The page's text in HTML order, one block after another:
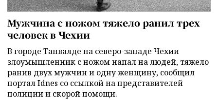
Мужчина с ножом тяжело ранил трех
человек в Чехии
В городе Танвалде на северо-западе Чехии
злоумышленник с ножом напал на людей, тяжело
ранив двух мужчин и одну женщину, сообщил
портал Idnes со ссылкой на представителей
полиции и скорой помощи.